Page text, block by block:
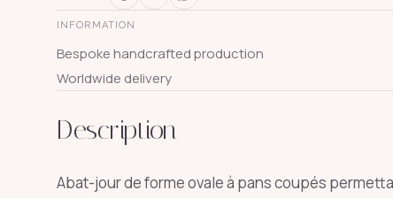
INFORMATION
Bespoke handcrafted production
Worldwide delivery
Description
Abat-jour de forme ovale à pans coupés